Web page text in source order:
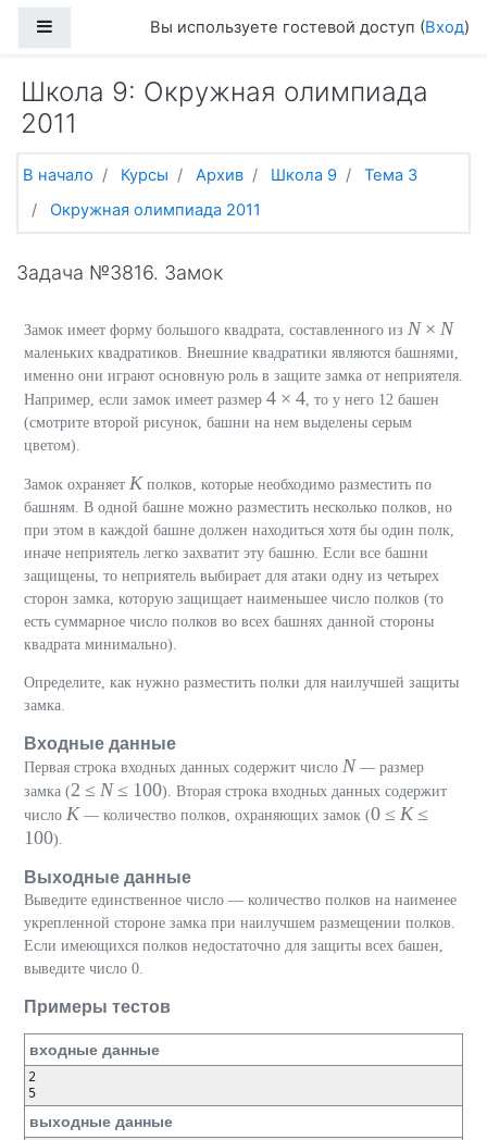
Боковая панельВы используете гостевой доступ (Вход)
Школа 9: Окружная олимпиада
2011
В начало Курсы Архив Школа 9
Тема 3
Окружная олимпиада 2011
Задача №3816. Замок
Замок имеет форму большого квадрата, составленного из N× N
маленьких квадратиков. Внешние квадратики являются башнями,
именно они играют основную роль в защите замка от неприятеля.
Например, если замок имеет размер 4 × 4, то у него 12 башен
(смотрите второй рисунок, башни на нем выделены серым
цветом).
Замок охраняет K полков, которые необходимо разместить по
башням. В одной башне можно разместить несколько полков, но
при этом в каждой башне должен находиться хотя бы один полк,
иначе неприятель легко захватит эту башню. Если все башни
защищены, то неприятель выбирает для атаки одну из четырех
сторон замка, которую защищает наименьшее число полков (то
есть суммарное число полков во всех башнях данной стороны
квадрата минимально).
Определите, как нужно разместить полки для наилучшей защиты
замка.
Входные данные
Первая строка входных данных содержит число N — размер
замка (2 ≤ N≤ 100). Вторая строка входных данных содержит
число K — количество полков, охраняющих замок (0 ≤ K≤
100).
Выходные данные
Выведите единственное число — количество полков на наименее
укрепленной стороне замка при наилучшем размещении полков.
Если имеющихся полков недостаточно для защиты всех башен,
выведите число 0.
Примеры тестов
входные данные
2
5
выходные данные